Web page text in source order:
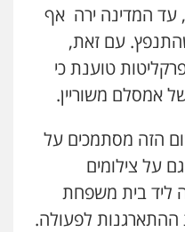
עד המדינה ירה אף
עם זאת,
טוענת כי
אמסלם משוריין.
הזה מסתמכים על
על צילומים
ליד בית משפחת
ההתארגנות לפעולה.